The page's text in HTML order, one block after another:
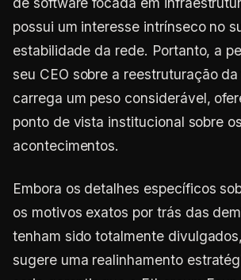
possui um interesse intrínseco no
estabilidade da rede. Portanto, a
seu CEO sobre a reestruturação
carrega um peso considerável,
ponto de vista institucional sobre os
acontecimentos.
Embora os detalhes específicos
os motivos exatos por trás das
tenham sido totalmente
sugere uma realinhamento